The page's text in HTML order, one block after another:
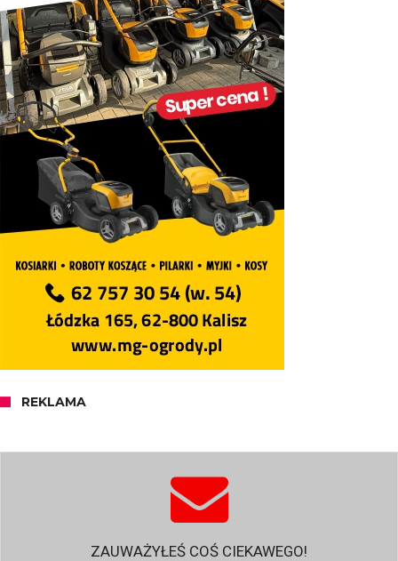
REKLAMA
ZAUWAŻYŁEŚ COŚ CIEKAWEGO!